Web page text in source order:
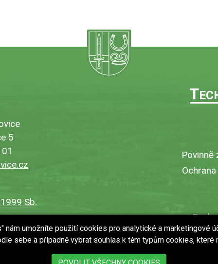
5
Sb.
T
Povinně
umožníte použití cookies pro analytické a marketingové
sebe a případně vybrat souhlas k těm typům cookies, které